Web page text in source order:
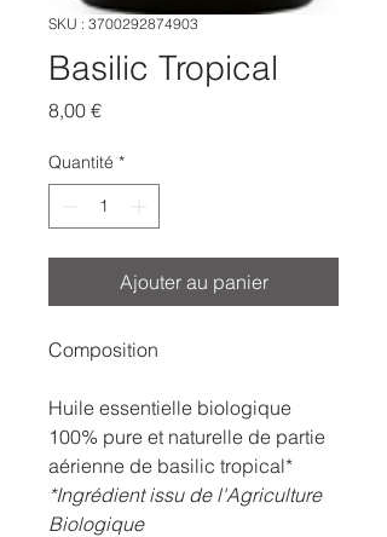
SKU : 3700292874903
Basilic Tropical
8,00 €Prix
Quantité *
Ajouter au panier
Composition
Huile essentielle biologique
100% pure et naturelle de partie
aérienne de basilic tropical*
*Ingrédient issu de l'Agriculture
Biologique